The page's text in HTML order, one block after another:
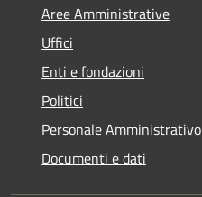
Aree Amministrative
Uffici
Enti e fondazioni
Politici
Personale Amministrativo
Documenti e dati